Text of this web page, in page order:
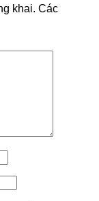
khai. Các